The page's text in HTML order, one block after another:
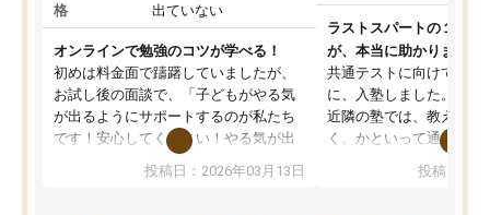
格
出ていない
オンラインで勉強のコツが学べる！
初めは料金面で躊躇していましたが、
お試し後の面談で、「子どもがやる気
が出るようにサポートするのが私たち
です！安心してください！やる気が出
ないのは私たち講師の責任です」と言
ってくださり、確かに！と考えて、思
投稿日：2026年03月13日
ラストスパートの１か月
が、本当に助かりました
共通テストに向けての追
に、入塾しました。田舎
近隣の塾では、教えても
く、かといって通うには
可能なので本当に助か
投稿日：